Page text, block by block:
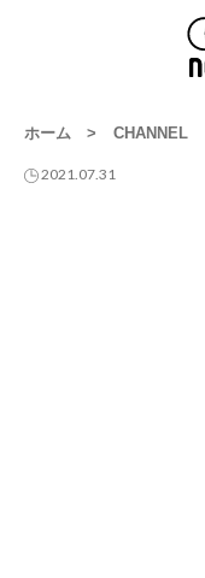
ホーム > CHANNEL
2021.07.31